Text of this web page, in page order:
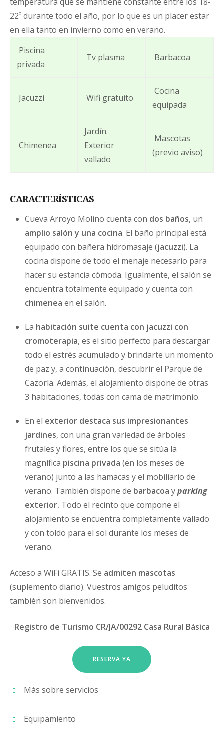
22º durante todo el año, por lo que es un placer estar
en ella tanto en invierno como en verano.
Piscina
privada
Tv plasma Barbacoa
Jacuzzi Wifi gratuito
Cocina
equipada
Chimenea
Jardín.
Exterior
vallado
Mascotas
(previo aviso)
CARACTERÍSTICAS
Cueva Arroyo Molino cuenta con dos baños, un
amplio salón y una cocina. El baño principal está
equipado con bañera hidromasaje (jacuzzi). La
cocina dispone de todo el menaje necesario para
hacer su estancia cómoda. Igualmente, el salón se
encuentra totalmente equipado y cuenta con
chimenea en el salón.
La habitación suite cuenta con jacuzzi con
cromoterapia, es el sitio perfecto para descargar
todo el estrés acumulado y brindarte un momento
de paz y, a continuación, descubrir el Parque de
Cazorla. Además, el alojamiento dispone de otras
3 habitaciones, todas con cama de matrimonio.
En el exterior destaca sus impresionantes
jardines, con una gran variedad de árboles
frutales y flores, entre los que se sitúa la
magnífica piscina privada (en los meses de
verano) junto a las hamacas y el mobiliario de
verano. También dispone de barbacoa yparking
exterior. Todo el recinto que compone el
alojamiento se encuentra completamente vallado
y con toldo para el sol durante los meses de
verano.
Acceso a WiFi GRATIS. Se admiten mascotas
(suplemento diario). Vuestros amigos peluditos
también son bienvenidos.
Registro de Turismo CR/JA/00292 Casa Rural Básica
RESERVA YA
Más sobre servicios
Equipamiento